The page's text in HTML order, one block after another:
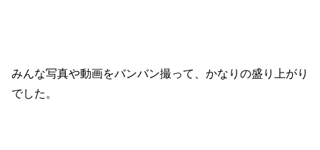
みんな写真や動画をバンバン撮って、かなりの盛り上がり
でした。